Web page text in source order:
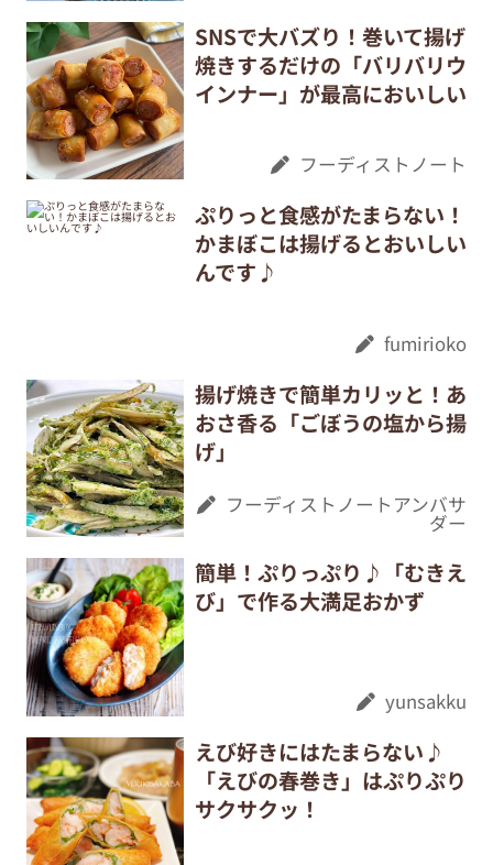
SNSで大バズり！巻いて揚げ
焼きするだけの「バリバリウ
インナー」が最高においしい
フーディストノート
ぷりっと食感がたまらない！
かまぼこは揚げるとおいしい
んです♪
fumirioko
揚げ焼きで簡単カリッと！あ
おさ香る「ごぼうの塩から揚
げ」
フーディストノートアンバサ
ダー
簡単！ぷりっぷり♪「むきえ
び」で作る大満足おかず
yunsakku
えび好きにはたまらない♪
「えびの春巻き」はぷりぷり
サクサクッ！